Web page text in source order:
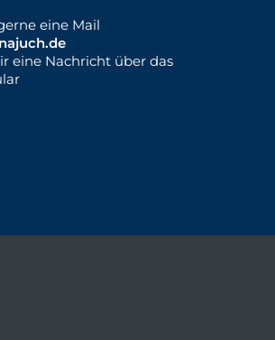
eine Mail
eine Nachricht über das